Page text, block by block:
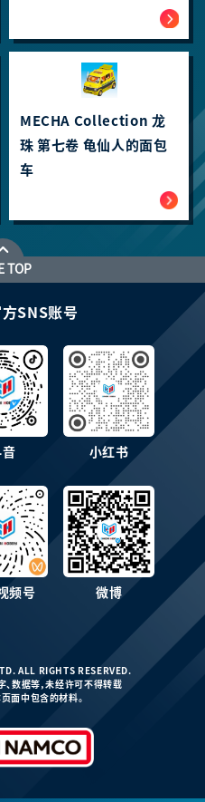
MECHA Collection 龙
珠 第七卷 龟仙人的面包
车
TOP
SNS账号
音 小红书
频号 微博
ALL RIGHTS RESERVED.
、数据等，未经许可不得转载
面中包含的材料。